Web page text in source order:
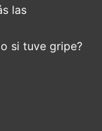
las
si tuve gripe?